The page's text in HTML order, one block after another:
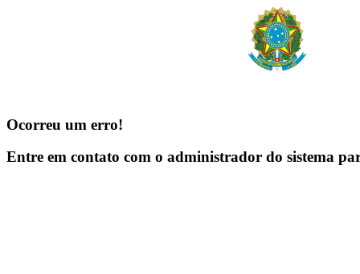
Ocorreu um erro!
Entre em contato com o administrador do sistema